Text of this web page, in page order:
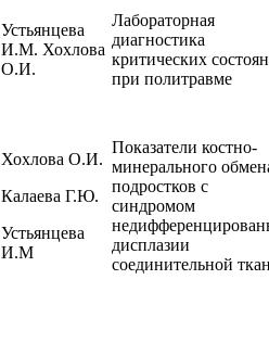
Устьянцева
И.М. Хохлова
О.И.
Лабораторная
диагностика
критических
при политравме
Хохлова О.И.
Калаева Г.Ю.
Устьянцева
И.М
Показатели костно-
минерального
подростков с
синдромом
дисплазии
соединительной